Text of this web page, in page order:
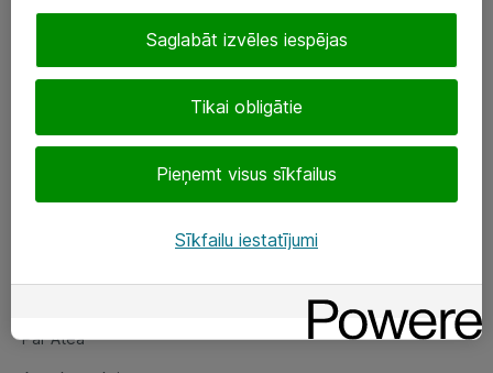
eShop@atea.lv
Sekojiet mums
Par Atea
Par Atea
Tikai obligātie
Pieņemt visus sīkfailus
Saglabāt izvēles iespējas
Sīkfailu iestatījumi